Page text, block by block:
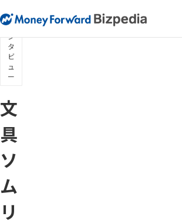
イ
ン
タ
ビ
ュ
ー
文
具
ソ
ム
リ